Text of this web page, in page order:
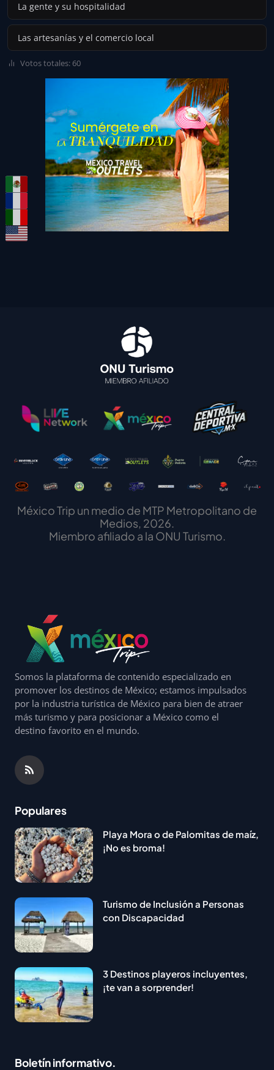
La gente y su hospitalidad
Las artesanías y el comercio local
Votos totales: 60
México Trip un medio de MTP Metropolitano de
Medios, 2026.
Miembro afiliado a la ONU Turismo.
Somos la plataforma de contenido especializado en
promover los destinos de México; estamos impulsados
por la industria turística de México para bien de atraer
más turismo y para posicionar a México como el
destino favorito en el mundo.
Populares
Playa Mora o de Palomitas de maíz,
¡No es broma!
Turismo de Inclusión a Personas
con Discapacidad
3 Destinos playeros incluyentes,
¡te van a sorprender!
Boletín informativo.